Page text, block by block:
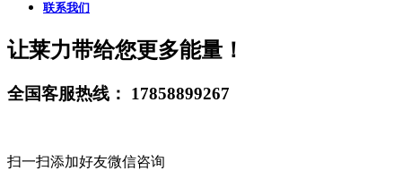
联系我们
让莱力带给您更多能量！
全国客服热线： 17858899267
扫一扫添加好友微信咨询